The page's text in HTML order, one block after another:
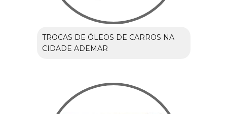
TROCAS DE ÓLEOS DE CARROS NA
CIDADE ADEMAR